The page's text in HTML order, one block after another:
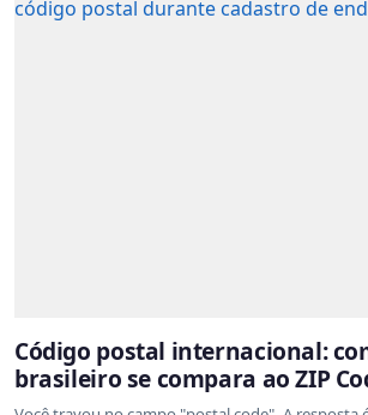
Código postal internacional:
brasileiro se compara ao ZIP
sistemas de outros países